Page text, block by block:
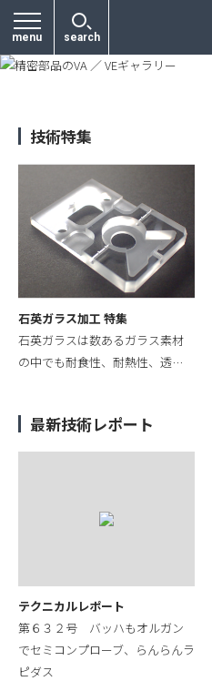
menu search
技術特集
石英ガラス加工 特集
石英ガラスは数あるガラス素材
の中でも耐食性、耐熱性、透…
最新技術レポート
テクニカルレポート
第６３２号 バッハもオルガン
でセミコンプローブ、らんらんラ
ピダス